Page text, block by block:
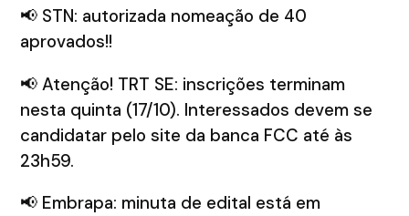
📢 STN: autorizada nomeação de 40
aprovados!!
📢 Atenção! TRT SE: inscrições terminam
nesta quinta (17/10). Interessados devem se
candidatar pelo site da banca FCC até às
23h59.
📢 Embrapa: minuta de edital está em